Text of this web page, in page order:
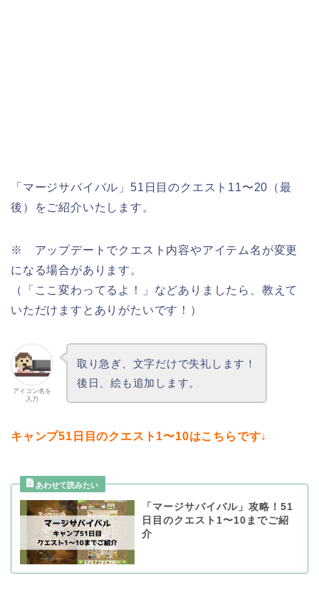
「マージサバイバル」51日目のクエスト11〜20（最
後）をご紹介いたします。
※ アップデートでクエスト内容やアイテム名が変更
になる場合があります。
（「ここ変わってるよ！」などありましたら、教えて
いただけますとありがたいです！）
アイコン名を
入力
取り急ぎ、文字だけで失礼します！
後日、絵も追加します。
キャンプ51日目のクエスト1〜10はこちらです↓
「マージサバイバル」攻略！51
日目のクエスト1〜10までご紹
介